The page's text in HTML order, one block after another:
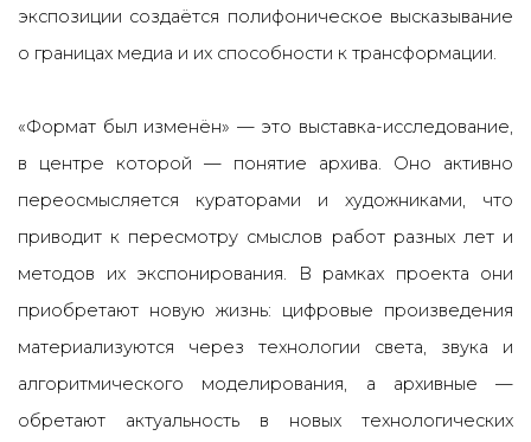
экспозиции создаётся полифоническое высказывание
о границах медиа и их способности к трансформации.
«Формат был изменён» — это выставка-исследование,
в центре которой — понятие архива. Оно активно
переосмысляется кураторами и художниками, что
приводит к пересмотру смыслов работ разных лет и
методов их экспонирования. В рамках проекта они
приобретают новую жизнь: цифровые произведения
материализуются через технологии света, звука и
алгоритмического моделирования, а архивные —
обретают актуальность в новых технологических